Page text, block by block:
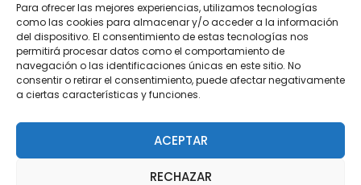
Para ofrecer las mejores experiencias, utilizamos tecnologías
como las cookies para almacenar y/o acceder a la información
del dispositivo. El consentimiento de estas tecnologías nos
permitirá procesar datos como el comportamiento de
navegación o las identificaciones únicas en este sitio. No
consentir o retirar el consentimiento, puede afectar negativamente
a ciertas características y funciones.
ACEPTAR
RECHAZAR
Comedor Escolar
Guardería
Actualidad